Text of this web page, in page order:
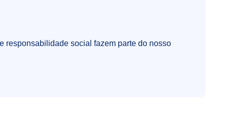
responsabilidade social fazem parte do nosso